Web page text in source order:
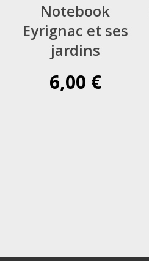
Notebook
Eyrignac et ses
jardins
6,00 €